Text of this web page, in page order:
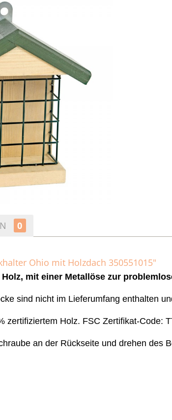
0
Ohio mit Holzdach 350551015"
mit einer Metallöse zur
sind nicht im Lieferumfang enthalten
zertifiziertem Holz. FSC Zertifikat-Code:
an der Rückseite und drehen des